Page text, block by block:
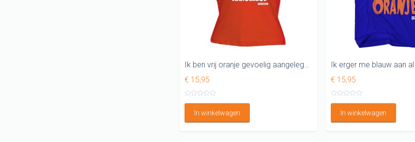
Ik ben vrij oranje gevoelig aangelegd Koningsdag Dames shirt
€ 15,95
In winkelwagen
€ 15,95
In winkelwagen